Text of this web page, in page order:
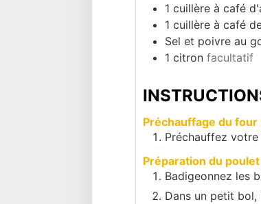
1 cuillère à café
1 cuillère à café
Sel et poivre au
1 citron facultatif
Préchauffage du four
Préchauffez
Préparation du poulet
Badigeonnez les
Dans un petit